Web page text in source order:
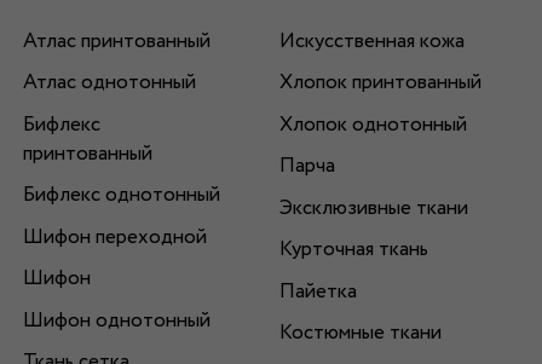
Атлас принтованный
Атлас однотонный
Бифлекс
принтованный
Бифлекс однотонный
Шифон переходной
Шифон
Шифон однотонный
Искусственная кожа
Хлопок принтованный
Хлопок однотонный
Парча
Эксклюзивные ткани
Курточная ткань
Пайетка
Костюмные ткани